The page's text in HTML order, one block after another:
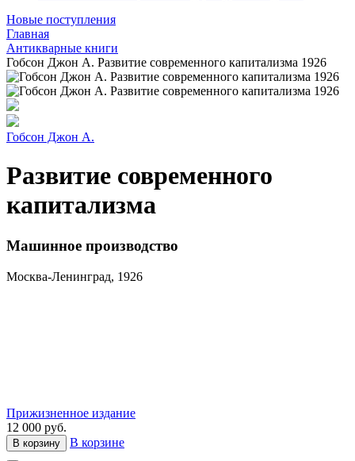
Новые поступления
Главная
Антикварные книги
Гобсон Джон А. Развитие современного капитализма 1926
Гобсон Джон А.
Развитие современного
капитализма
Машинное производство
Москва-Ленинград, 1926
Прижизненное издание
12 000 руб.
В корзину В корзине